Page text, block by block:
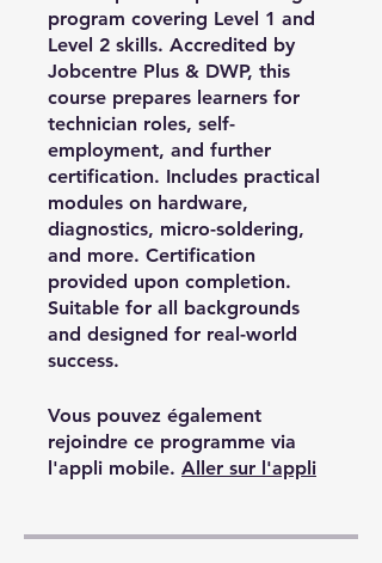
program covering Level 1 and
Level 2 skills. Accredited by
Jobcentre Plus & DWP, this
course prepares learners for
technician roles, self-
employment, and further
certification. Includes practical
modules on hardware,
diagnostics, micro-soldering,
and more. Certification
provided upon completion.
Suitable for all backgrounds
and designed for real-world
success.
Vous pouvez également
rejoindre ce programme via
l'appli mobile. Aller sur l'appli